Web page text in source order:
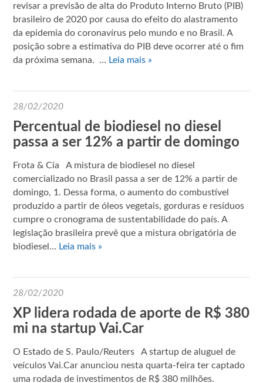
revisar a previsão de alta do Produto Interno Bruto (PIB)
brasileiro de 2020 por causa do efeito do alastramento
da epidemia do coronavírus pelo mundo e no Brasil. A
posição sobre a estimativa do PIB deve ocorrer até o fim
da próxima semana. … Leia mais »
28/02/2020
Percentual de biodiesel no diesel
passa a ser 12% a partir de domingo
Frota & Cia A mistura de biodiesel no diesel
comercializado no Brasil passa a ser de 12% a partir de
domingo, 1. Dessa forma, o aumento do combustível
produzido a partir de óleos vegetais, gorduras e resíduos
cumpre o cronograma de sustentabilidade do país. A
legislação brasileira prevê que a mistura obrigatória de
biodiesel… Leia mais »
28/02/2020
XP lidera rodada de aporte de R$ 380
mi na startup Vai.Car
O Estado de S. Paulo/Reuters A startup de aluguel de
veículos Vai.Car anunciou nesta quarta-feira ter captado
uma rodada de investimentos de R$ 380 milhões.